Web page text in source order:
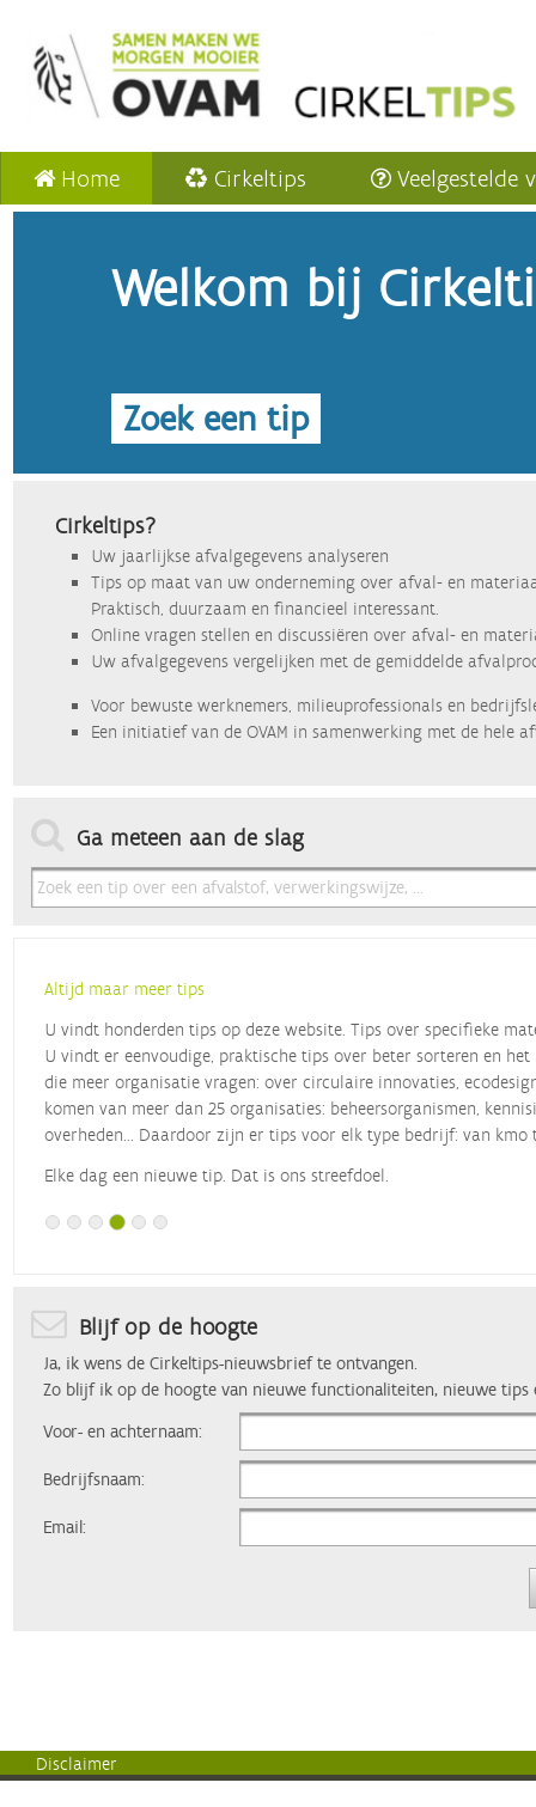
Home Cirkeltips Veelgestelde
Welkom bij
Zoek een tip
Cirkeltips?
Uw jaarlijkse afvalgegevens analyseren
Tips op maat van uw onderneming over afval- en
Praktisch, duurzaam en financieel interessant.
Online vragen stellen en discussiëren over afval- en
Uw afvalgegevens vergelijken met de gemiddelde
Voor bewuste werknemers, milieuprofessionals en
Een initiatief van de OVAM in samenwerking met de hele
Ga meteen aan de slag
Altijd maar meer tips
U vindt honderden tips op deze website. Tips over specifieke
U vindt er eenvoudige, praktische tips over beter sorteren en
die meer organisatie vragen: over circulaire innovaties,
komen van meer dan 25 organisaties: beheersorganismen,
overheden... Daardoor zijn er tips voor elk type bedrijf: van
Elke dag een nieuwe tip. Dat is ons streefdoel.
Blijf op de hoogte
Ja, ik wens de Cirkeltips-nieuwsbrief te ontvangen.
Zo blijf ik op de hoogte van nieuwe functionaliteiten, nieuwe tips
Voor- en achternaam:
Bedrijfsnaam:
Email:
Disclaimer